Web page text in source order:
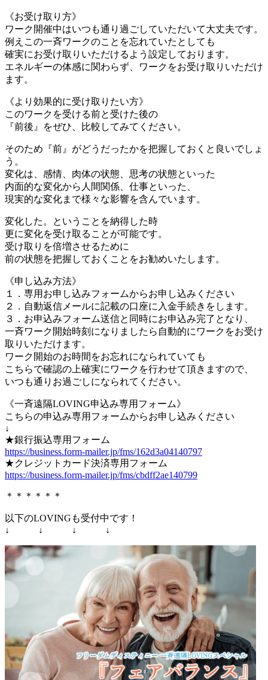
《お受け取り方》
ワーク開催中はいつも通り過ごしていただいて大丈夫です。
例えこの一斉ワークのことを忘れていたとしても
確実にお受け取りいただけるよう設定しております。
エネルギーの体感に関わらず、ワークをお受け取りいただけ
ます。
《より効果的に受け取りたい方》
このワークを受ける前と受けた後の
『前後』をぜひ、比較してみてください。
そのため『前』がどうだったかを把握しておくと良いでしょ
う。
変化は、感情、肉体の状態、思考の状態といった
内面的な変化から人間関係、仕事といった、
現実的な変化まで様々な影響を含んでいます。
変化した。ということを納得した時
更に変化を受け取ることが可能です。
受け取りを倍増させるために
前の状態を把握しておくことをお勧めいたします。
《申し込み方法》
１．専用お申し込みフォームからお申し込みください
２．自動返信メールに記載の口座に入金手続きをします。
３．お申込みフォーム送信と同時にお申込み完了となり、
一斉ワーク開始時刻になりましたら自動的にワークをお受け
取りいただけます。
ワーク開始のお時間をお忘れになられていても
こちらで確認の上確実にワークを行わせて頂きますので、
いつも通りお過ごしになられてください。
《一斉遠隔LOVING申込み専用フォーム》
こちらの申込み専用フォームからお申し込みください
↓
★銀行振込専用フォーム
https://business.form-mailer.jp/fms/162d3a04140797
★クレジットカード決済専用フォーム
https://business.form-mailer.jp/fms/cbdff2ae140799
＊＊＊＊＊＊
以下のLOVINGも受付中です！
↓ ↓ ↓ ↓